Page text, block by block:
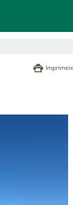
Imprimeix